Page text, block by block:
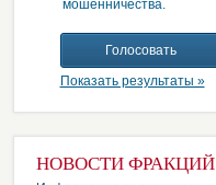
мошенничества.
Показать результаты »
НОВОСТИ ФРАКЦИЙ